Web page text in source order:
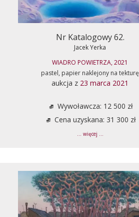
Nr Katalogowy 62.
Jacek Yerka
WIADRO POWIETRZA, 2021
pastel, papier naklejony na tekturę
aukcja z 23 marca 2021
Wywoławcza: 12 500 zł
Cena uzyskana: 31 300 zł
... więcej ...